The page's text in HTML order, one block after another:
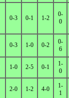
0-3 0-1 1-2
0-
0
0-3 1-0 0-2
0-
6
1-0 2-5 0-1
1-
0
2-0 1-2 4-0
1-
1